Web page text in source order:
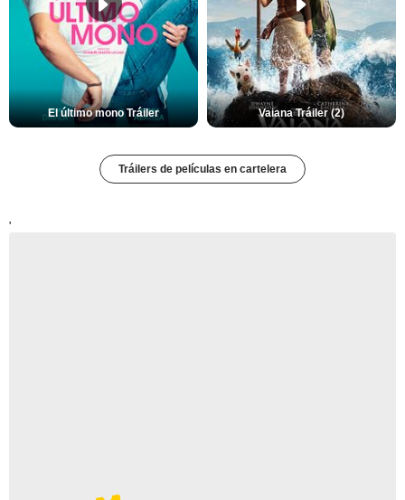
El último mono Tráiler Vaiana Tráiler (2)
Tráilers de películas en cartelera
'